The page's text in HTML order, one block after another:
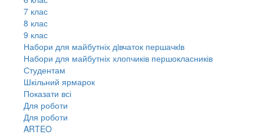
7 клас
8 клас
9 клас
Набори для майбутніх дiвчаток першачкiв
Набори для майбутніх хлопчиків першокласників
Студентам
Шкільний ярмарок
Показати всі
Для роботи
Для роботи
ARTEO